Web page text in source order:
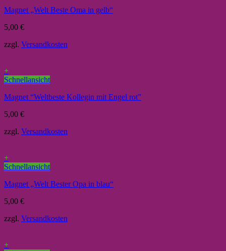
Magnet „Welt Beste Oma in gelb“
5,00 €
zzgl. Versandkosten
+
Schnellansicht
Magnet “Weltbeste Kollegin mit Engel rot”
5,00 €
zzgl. Versandkosten
+
Schnellansicht
Magnet „Welt Bester Opa in blau“
5,00 €
zzgl. Versandkosten
+